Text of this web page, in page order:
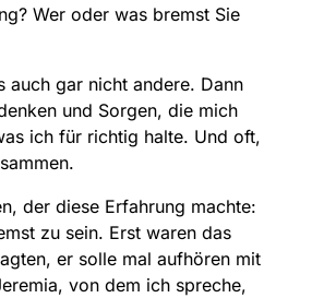
Wer oder was bremst Sie
auch gar nicht andere. Dann
und Sorgen, die mich
ich für richtig halte. Und oft,
der diese Erfahrung machte:
zu sein. Erst waren das
er solle mal aufhören mit
von dem ich spreche,